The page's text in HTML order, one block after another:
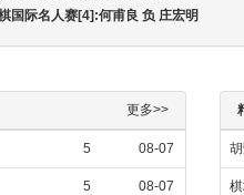
国际名人赛[4]:何甫良 负 庄宏明
更多>>
5 08-07
5 08-07